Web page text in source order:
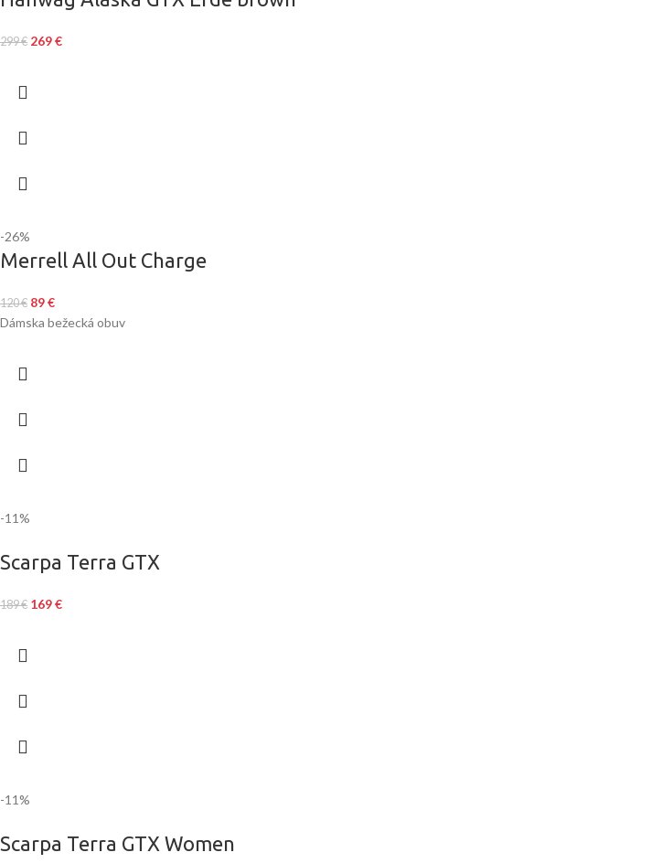
299€ 269€
-26%
Merrell All Out Charge
120€ 89€
Dámska bežecká obuv
-11%
Scarpa Terra GTX
189€ 169€
-11%
Scarpa Terra GTX Women